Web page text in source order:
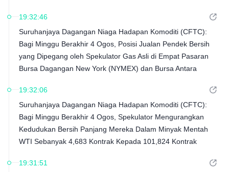
19:32:46
Suruhanjaya Dagangan Niaga Hadapan Komoditi (CFTC):
Bagi Minggu Berakhir 4 Ogos, Posisi Jualan Pendek Bersih
yang Dipegang oleh Spekulator Gas Asli di Empat Pasaran
Bursa Dagangan New York (NYMEX) dan Bursa Antara
89,090 Kontrak
19:32:06
Suruhanjaya Dagangan Niaga Hadapan Komoditi (CFTC):
Bagi Minggu Berakhir 4 Ogos, Spekulator Mengurangkan
Kedudukan Bersih Panjang Mereka Dalam Minyak Mentah
WTI Sebanyak 4,683 Kontrak Kepada 101,824 Kontrak
19:31:51